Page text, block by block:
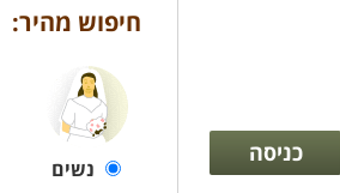
חיפוש מהיר:
נשים